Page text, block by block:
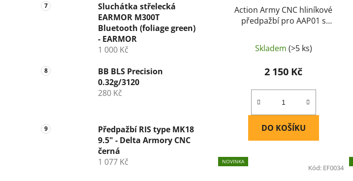
Sluchátka střelecká
EARMOR M300T
Bluetooth (foliage green)
- EARMOR
1 000 Kč
BB BLS Precision
0.32g/3120
280 Kč
Předpažbí RIS type MK18
9.5" - Delta Armory CNC
černá
1 077 Kč
Action Army CNC hliníkové
předpažbí pro AAP01 s
Skladem (>5 ks)
2 150 Kč
DO KOŠÍKU
NOVINKA
Kód: EF0034